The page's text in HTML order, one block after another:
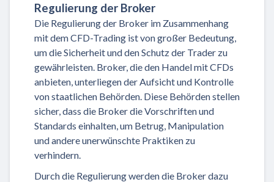
Regulierung der Broker
Die Regulierung der Broker im Zusammenhang
mit dem CFD-Trading ist von großer Bedeutung,
um die Sicherheit und den Schutz der Trader zu
gewährleisten. Broker, die den Handel mit CFDs
anbieten, unterliegen der Aufsicht und Kontrolle
von staatlichen Behörden. Diese Behörden stellen
sicher, dass die Broker die Vorschriften und
Standards einhalten, um Betrug, Manipulation
und andere unerwünschte Praktiken zu
verhindern.
Durch die Regulierung werden die Broker dazu